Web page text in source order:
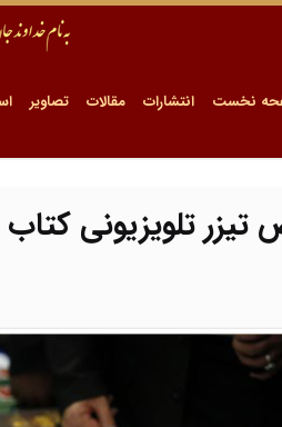
نخست انتشارات مقالات تصاویر
تیزر تلویزیونی